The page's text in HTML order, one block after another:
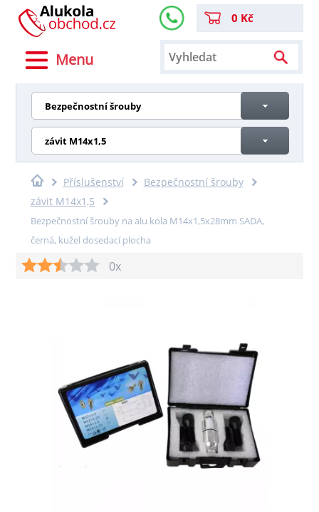
Menu
0 Kč
Bezpečnostní šrouby
závit M14x1,5
Příslušenství
Bezpečnostní šrouby
závit M14x1,5
Bezpečnostní šrouby na alu kola M14x1,5x28mm SADA,
černá, kužel dosedací plocha
0x